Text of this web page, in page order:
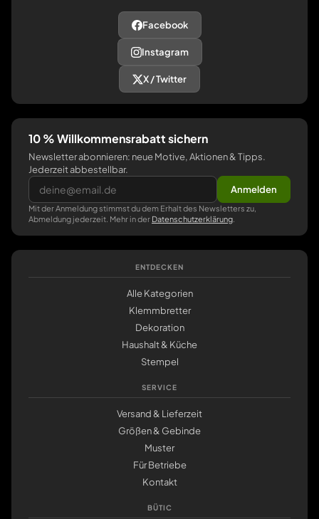
Facebook
Instagram
X / Twitter
10 % Willkommensrabatt sichern
Newsletter abonnieren: neue Motive, Aktionen & Tipps.
Jederzeit abbestellbar.
Anmelden
Mit der Anmeldung stimmst du dem Erhalt des Newsletters zu,
Abmeldung jederzeit. Mehr in der Datenschutzerklärung
ENTDECKEN
Alle Kategorien
Klemmbretter
Dekoration
Haushalt & Küche
Stempel
SERVICE
Versand & Lieferzeit
Größen & Gebinde
Muster
Für Betriebe
Kontakt
BÜTIC